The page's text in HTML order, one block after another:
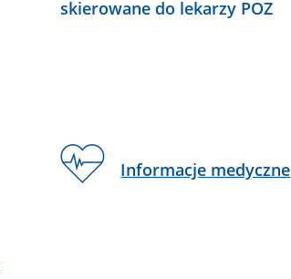
skierowane do lekarzy POZ
Informacje medyczne